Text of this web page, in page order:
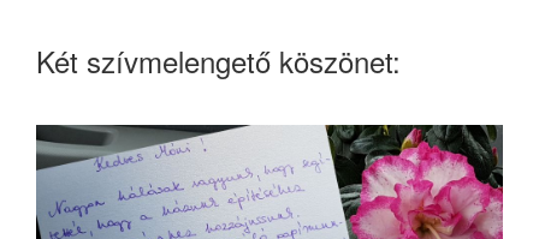
Két szívmelengető köszönet: